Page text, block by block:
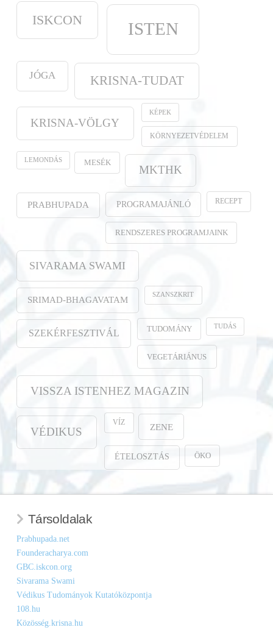
ISKCON ISTEN
JÓGA KRISNA-TUDAT
KRISNA-VÖLGY
KÉPEK
KÖRNYEZETVÉDELEM
LEMONDÁS MESÉK
MKTHK
PRABHUPADA PROGRAMAJÁNLÓ RECEPT
RENDSZERES PROGRAMJAINK
SIVARAMA SWAMI
SRIMAD-BHAGAVATAM SZANSZKRIT
SZEKÉRFESZTIVÁL TUDOMÁNY TUDÁS
VEGETÁRIÁNUS
VISSZA ISTENHEZ MAGAZIN
VÉDIKUS
VÍZ ZENE
ÉTELOSZTÁS ÖKO
Társoldalak
Prabhupada.net
Founderacharya.com
GBC.iskcon.org
Sivarama Swami
Védikus Tudományok Kutatóközpontja
108.hu
Közösség.krisna.hu